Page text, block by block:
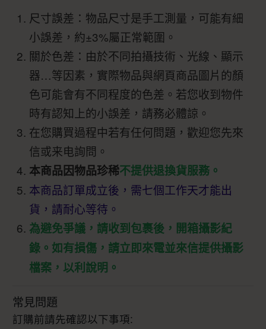
尺寸誤差：物品尺寸是手工測量，可能有細
小誤差，約±3%屬正常範圍。
關於色差：由於不同拍攝技術、光線、顯示
器…等因素，實際物品與網頁商品圖片的顏
色可能會有不同程度的色差。若您收到物件
時有認知上的小誤差，請務必體諒。
在您購買過程中若有任何問題，歡迎您先來
信或来电詢問。
本商品因物品珍稀不提供退換貨服務。
本商品訂單成立後，需七個工作天才能出
貨，請耐心等待。
為避免爭議，請收到包裹後，開箱攝影紀
錄。如有損傷，請立即來電並來信提供攝影
檔案，以利說明。
常見問題
訂購前請先確認以下事項: